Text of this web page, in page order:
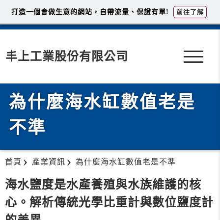
丰上工業股份有限公司
為什麼海水缸數值老是
不準
首頁 產業資訊 為什麼海水缸數值老是不準
海水鹽度是水產養殖與水族維護的核
心。解析傳統光學比重計與數位鹽度計
打造一個會做生意的網站，自帶流量、保證有單! 前往了解